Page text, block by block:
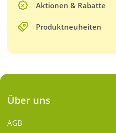
Aktionen & Rabatte
Produktneuheiten
Über uns
AGB